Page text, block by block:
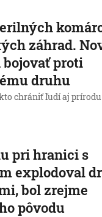
záhrad.
bojovať proti
druhu
chrániť ľudí aj
pri hranici s
explodoval
bol zrejme
pôvodu